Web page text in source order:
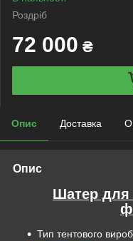
Роздріб
72 000 ₴
Опис Доставка
Опис
Шатер для
Тип тентового